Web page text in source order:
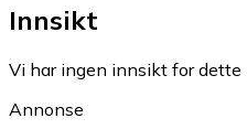
Innsikt
Vi har ingen innsikt for dette
Annonse